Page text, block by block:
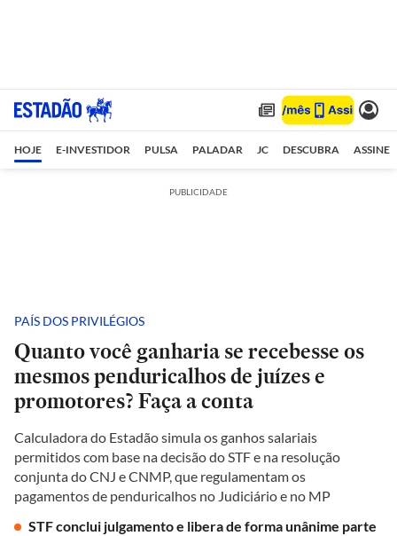
HOJE E-INVESTIDOR PULSA PALADAR JC DESCUBRA ASSINE
PUBLICIDADE
PAÍS DOS PRIVILÉGIOS
Quanto você ganharia se recebesse os
mesmos penduricalhos de juízes e
promotores? Faça a conta
Calculadora do Estadão simula os ganhos salariais
permitidos com base na decisão do STF e na resolução
conjunta do CNJ e CNMP, que regulamentam os
pagamentos de penduricalhos no Judiciário e no MP
STF conclui julgamento e libera de forma unânime parte